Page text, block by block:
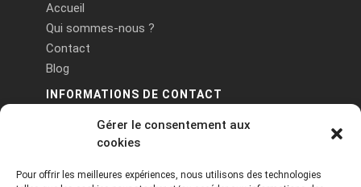
Gérer le consentement aux
cookies
Pour offrir les meilleures expériences, nous utilisons des technologies
Accueil
Qui sommes-nous ?
Contact
Blog
INFORMATIONS DE CONTACT
PA Keneach Ouest - 5 rue de Belle-Île - 56400
contact@logiciels-etiquettes.com